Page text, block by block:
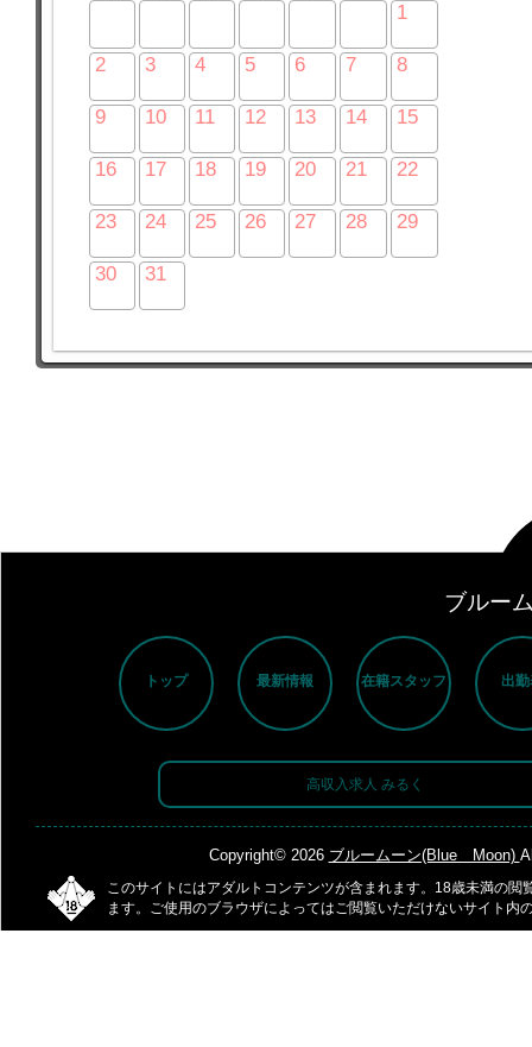
1
2 3 4 5 6 7 8
9 10 11 12 13 14 15
16 17 18 19 20 21 22
23 24 25 26 27 28 29
30 31
ブルー
トップ 最新情報 在籍スタッフ 出
高収入求人 みるく
Copyright© 2026 ブルームーン(Blue Moon)
このサイトにはアダルトコンテンツが含まれます。18歳未満の
ます。ご使用のブラウザによってはご閲覧いただけないサイト